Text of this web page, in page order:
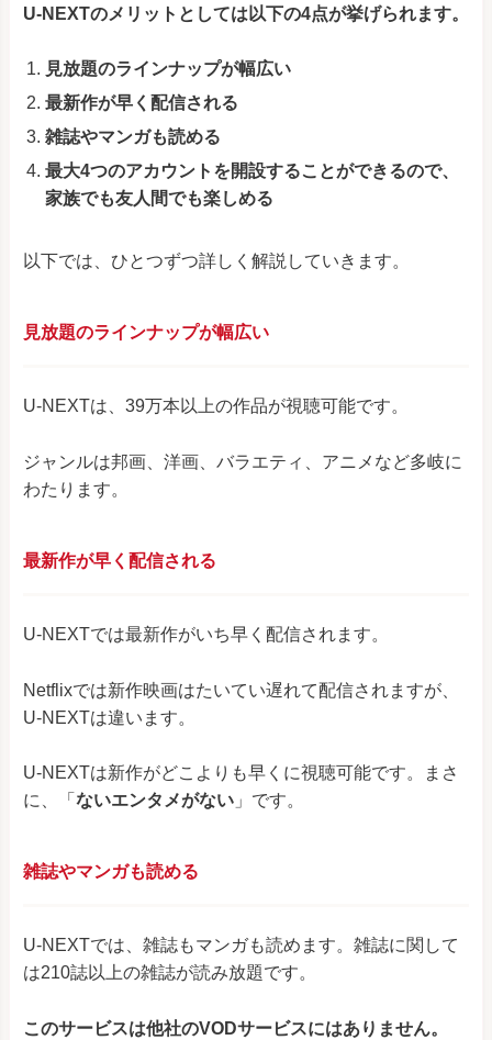
U-NEXTのメリットとしては以下の4点が挙げられます。
見放題のラインナップが幅広い
最新作が早く配信される
雑誌やマンガも読める
最大4つのアカウントを開設することができるので、
家族でも友人間でも楽しめる
以下では、ひとつずつ詳しく解説していきます。
見放題のラインナップが幅広い
U-NEXTは、39万本以上の作品が視聴可能です。
ジャンルは邦画、洋画、バラエティ、アニメなど多岐に
わたります。
最新作が早く配信される
U-NEXTでは最新作がいち早く配信されます。
Netflixでは新作映画はたいてい遅れて配信されますが、
U-NEXTは違います。
U-NEXTは新作がどこよりも早くに視聴可能です。まさ
に、「 ないエンタメがない 」です。
雑誌やマンガも読める
U-NEXTでは、雑誌もマンガも読めます。雑誌に関して
は210誌以上の雑誌が読み放題です。
このサービスは他社のVODサービスにはありません。